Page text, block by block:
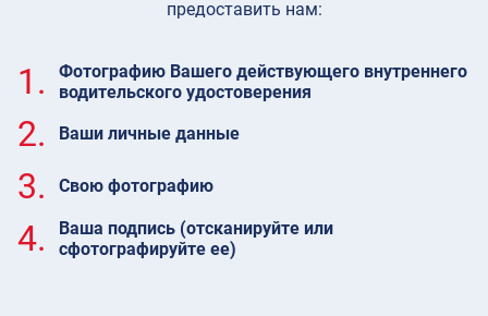
предоставить нам:
1.
Фотографию Вашего действующего внутреннего
водительского удостоверения
2. Ваши личные данные
3. Свою фотографию
4.
Ваша подпись (отсканируйте или
сфотографируйте ее)